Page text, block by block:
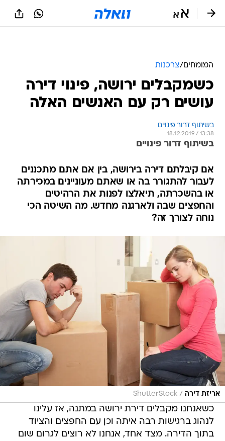
המומחים/צרכנות
כשמקבלים ירושה, פינוי דירה
עושים רק עם האנשים האלה
בשיתוף דרור פינויים
18.12.2019 / 13:38
בשיתוף דרור פינויים
אם קיבלתם דירה בירושה, בין אם אתם מתכננים
לעבור להתגורר בה או שאתם מעוניינים במכירתה
או בהשכרתה, תיאלצו לפנות את הרהיטים
והחפצים שבה ולארגנה מחדש. מה השיטה הכי
נוחה לצורך זה?
אריזת דירה /
ShutterStock
כשאנחנו מקבלים דירת ירושה במתנה, אז עלינו
לנהוג ברגישות רבה איתה וכן עם החפצים והציוד
בתוך הדירה. מצד אחד, אנחנו לא רוצים לגרום שום